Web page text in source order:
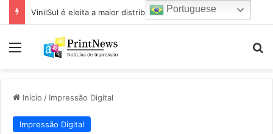
Menu
Início / Impressão Digital
Impressão Digital
Portuguese